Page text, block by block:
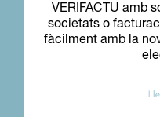
VERIFACTU amb
societats o
fàcilment amb la